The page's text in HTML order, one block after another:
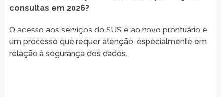
consultas em 2026?
O acesso aos serviços do SUS e ao novo prontuário é
um processo que requer atenção, especialmente em
relação à segurança dos dados.